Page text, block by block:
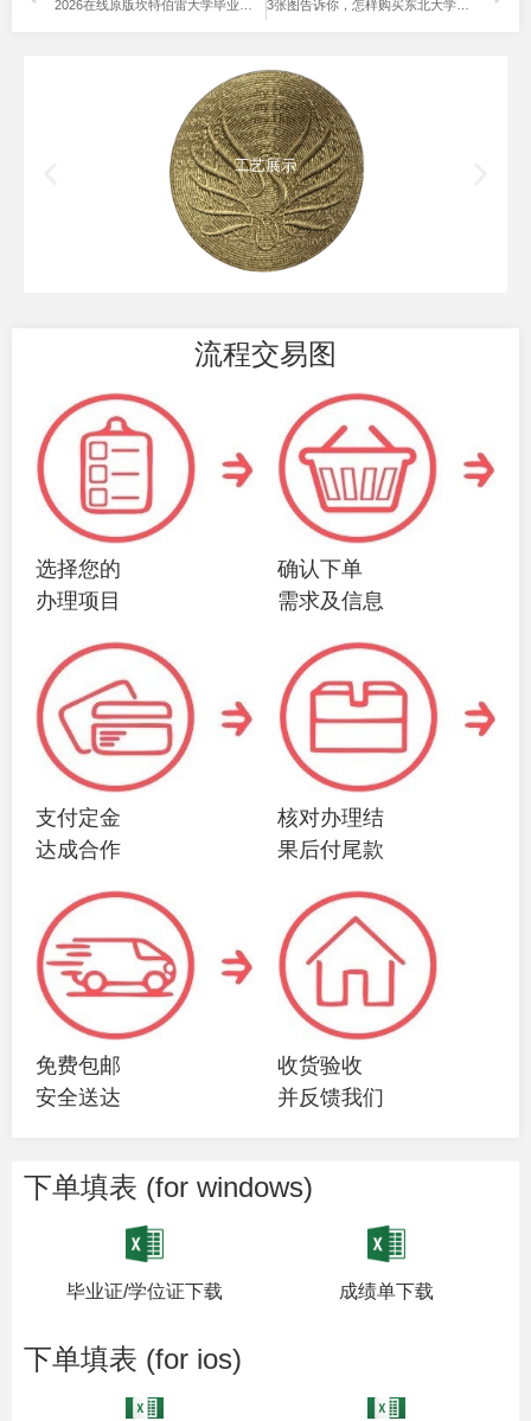
3张图告诉你，怎样购买东北大学毕业证？
工艺展示
流程交易图
选择您的
办理项目
确认下单
需求及信息
支付定金
达成合作
核对办理结
果后付尾款
免费包邮
安全送达
收货验收
并反馈我们
下单填表 (for windows)
毕业证/学位证下载 成绩单下载
下单填表 (for ios)